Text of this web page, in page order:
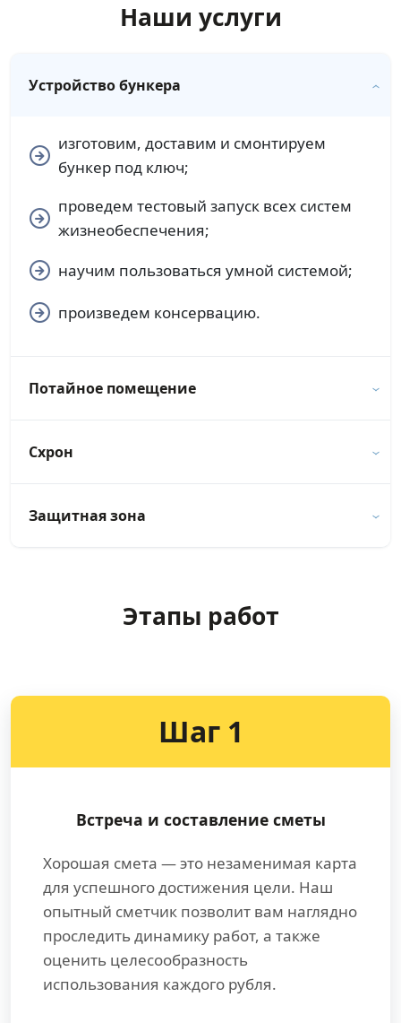
Наши услуги
Устройство бункера
изготовим, доставим и смонтируем
бункер под ключ;
проведем тестовый запуск всех систем
жизнеобеспечения;
научим пользоваться умной системой;
произведем консервацию.
Потайное помещение
Схрон
Защитная зона
Этапы работ
Шаг 1
Встреча и составление сметы
Хорошая смета — это незаменимая карта
для успешного достижения цели. Наш
опытный сметчик позволит вам наглядно
проследить динамику работ, а также
оценить целесообразность
использования каждого рубля.